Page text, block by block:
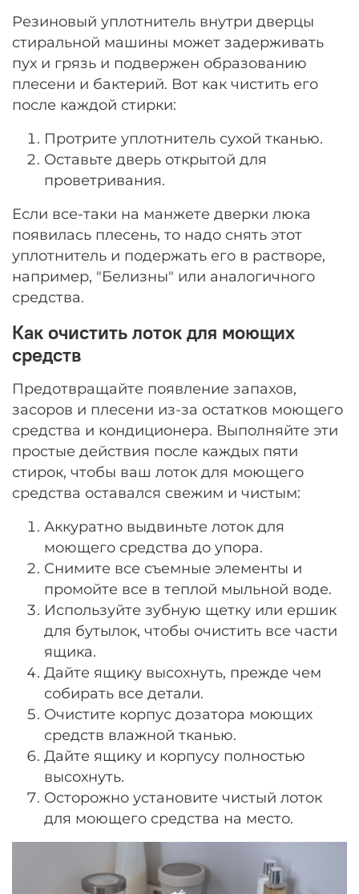
Резиновый уплотнитель внутри дверцы
стиральной машины может задерживать
пух и грязь и подвержен образованию
плесени и бактерий. Вот как чистить его
после каждой стирки:
Протрите уплотнитель сухой тканью.
Оставьте дверь открытой для
проветривания.
Если все-таки на манжете дверки люка
появилась плесень, то надо снять этот
уплотнитель и подержать его в растворе,
например, "Белизны" или аналогичного
средства.
Как очистить лоток для моющих
средств
Предотвращайте появление запахов,
засоров и плесени из-за остатков моющего
средства и кондиционера. Выполняйте эти
простые действия после каждых пяти
стирок, чтобы ваш лоток для моющего
средства оставался свежим и чистым:
Аккуратно выдвиньте лоток для
моющего средства до упора.
Снимите все съемные элементы и
промойте все в теплой мыльной воде.
Используйте зубную щетку или ершик
для бутылок, чтобы очистить все части
ящика.
Дайте ящику высохнуть, прежде чем
собирать все детали.
Очистите корпус дозатора моющих
средств влажной тканью.
Дайте ящику и корпусу полностью
высохнуть.
Осторожно установите чистый лоток
для моющего средства на место.